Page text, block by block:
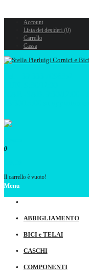
Account
Lista dei desideri (0)
Carrello
Cassa
0
Il carrello è vuoto!
Menu
ABBIGLIAMENTO
BICI e TELAI
CASCHI
COMPONENTI